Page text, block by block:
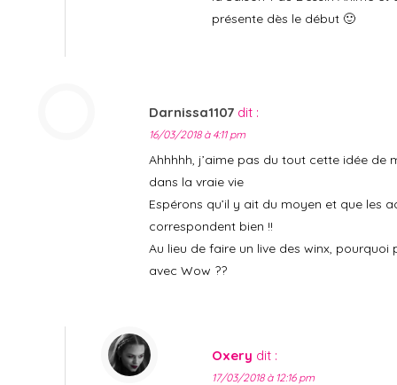
présente dès le début 🙂
Darnissa1107 dit :
16/03/2018 à 4:11 pm
Ahhhhh, j’aime pas du tout cette idée de
dans la vraie vie
Espérons qu’il y ait du moyen et que les
correspondent bien !!
Au lieu de faire un live des winx, pourquoi
avec Wow ??
Oxery dit :
17/03/2018 à 12:16 pm